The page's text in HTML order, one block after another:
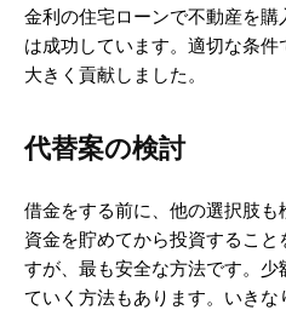
金利の住宅ローンで不動産を購
は成功しています。適切な条
大きく貢献しました。
代替案の検討
借金をする前に、他の選択肢
資金を貯めてから投資するこ
すが、最も安全な方法です。
ていく方法もあります。いき